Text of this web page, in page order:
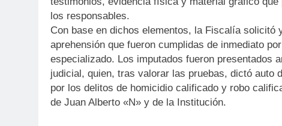
los responsables.
Con base en dichos elementos, la Fiscalía solicitó
aprehensión que fueron cumplidas de inmediato
especializado. Los imputados fueron presentados
judicial, quien, tras valorar las pruebas, dictó auto
por los delitos de homicidio calificado y robo
de Juan Alberto «N» y de la Institución.